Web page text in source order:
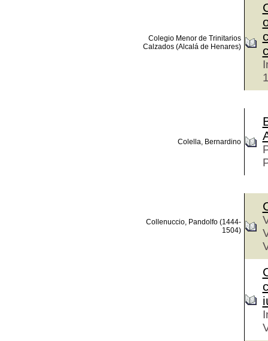
Colegio Menor de Trinitarios
Calzados (Alcalá de Henares)
Colella, Bernardino
Collenuccio, Pandolfo (1444-
1504)